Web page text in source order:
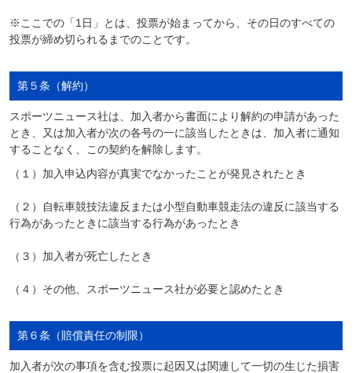
※ここでの「1日」とは、投票が始まってから、その日のすべての
投票が締め切られるまでのことです。
第５条（解約）
スポーツニュース社は、加入者から書面により解約の申請があった
とき、又は加入者が次の各号の一に該当したときは、加入者に通知
することなく、この契約を解除します。
（１）加入申込内容が真実でなかったことが発見されたとき
（２）自転車競技法違反または小型自動車競走法の違反に該当する
行為があったときに該当する行為があったとき
（３）加入者が死亡したとき
（４）その他、スポーツニュース社が必要と認めたとき
第６条（賠償責任の制限）
加入者が次の事項を含む投票に起因又は関連して一切の生じた損害